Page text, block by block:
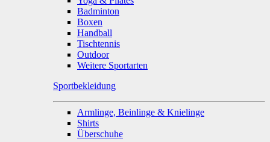
Badminton
Boxen
Handball
Tischtennis
Outdoor
Weitere Sportarten
Sportbekleidung
Armlinge, Beinlinge & Knielinge
Shirts
Überschuhe